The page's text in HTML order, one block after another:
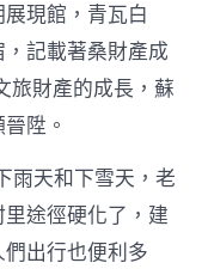
現館，青瓦白
記載著桑財產成
旅財產的成長，蘇
陞。
雨天和下雪天，老
途徑硬化了，建
出行也便利多